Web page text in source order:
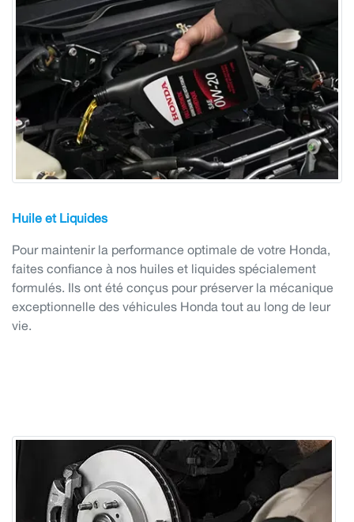
Huile et Liquides
Pour maintenir la performance optimale de votre Honda,
faites confiance à nos huiles et liquides spécialement
formulés. Ils ont été conçus pour préserver la mécanique
exceptionnelle des véhicules Honda tout au long de leur
vie.